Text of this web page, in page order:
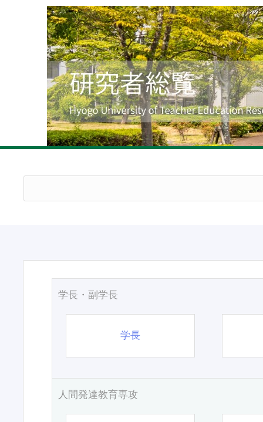
学長・副学長
学長
人間発達教育専攻